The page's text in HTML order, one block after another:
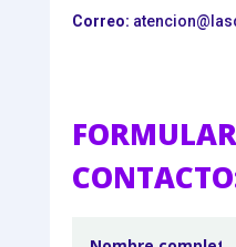
Correo: